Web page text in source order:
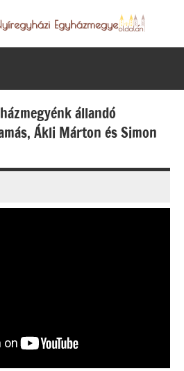
állandó
Ákli Márton és Simon